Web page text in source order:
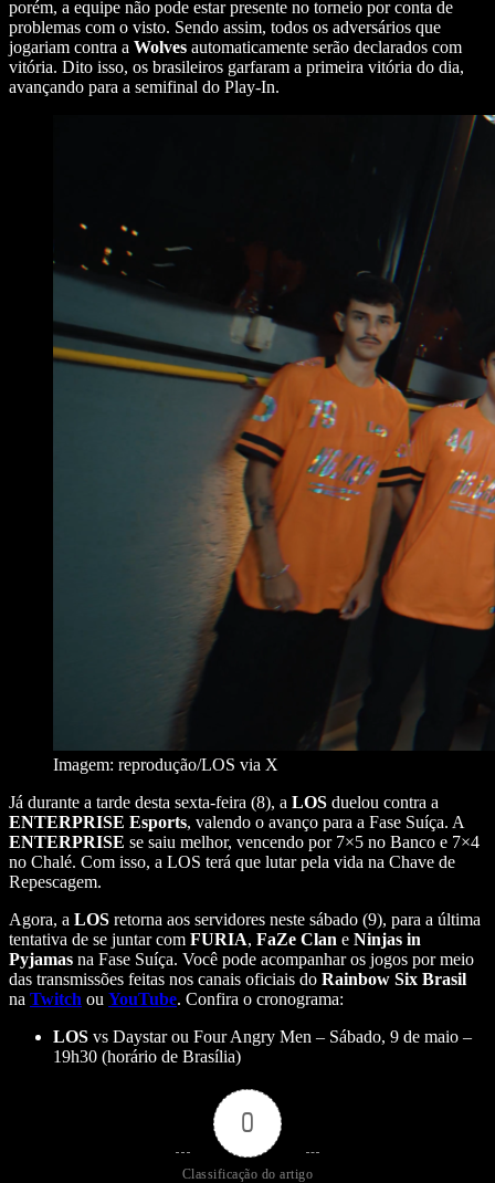
porém, a equipe não pode estar presente no torneio por conta de
problemas com o visto. Sendo assim, todos os adversários que
jogariam contra a Wolves automaticamente serão declarados com
vitória. Dito isso, os brasileiros garfaram a primeira vitória do dia,
avançando para a semifinal do Play-In.
Imagem: reprodução/LOS via X
Já durante a tarde desta sexta-feira (8), a LOS duelou contra a
ENTERPRISE Esports, valendo o avanço para a Fase Suíça. A
ENTERPRISE se saiu melhor, vencendo por 7×5 no Banco e 7×4
no Chalé. Com isso, a LOS terá que lutar pela vida na Chave de
Repescagem.
Agora, a LOS retorna aos servidores neste sábado (9), para a última
tentativa de se juntar com FURIA, FaZe Clan e Ninjas in
Pyjamas na Fase Suíça. Você pode acompanhar os jogos por meio
das transmissões feitas nos canais oficiais do Rainbow Six Brasil
na Twitch ou YouTube. Confira o cronograma:
LOS vs Daystar ou Four Angry Men – Sábado, 9 de maio –
19h30 (horário de Brasília)
0
Classificação do artigo